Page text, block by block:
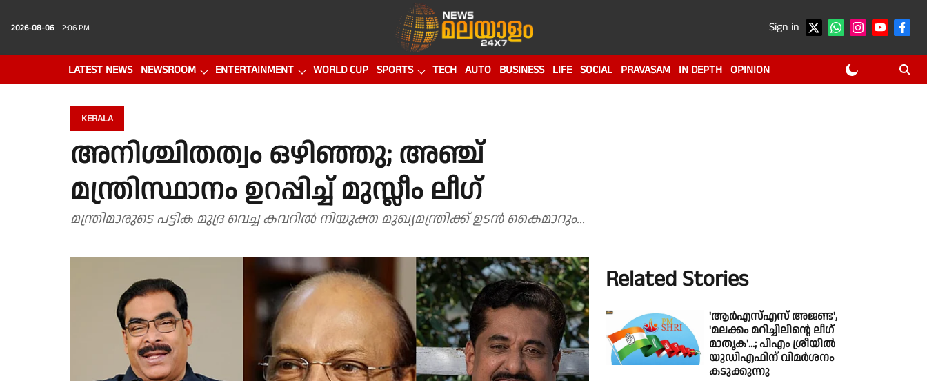
2026-08-06 2:06 PM Sign in
LATEST NEWS NEWSROOM ENTERTAINMENT WORLD CUP SPORTS TECH AUTO BUSINESS LIFE SOCIAL PRAVASAM IN DEPTH OPINION
KERALA
അനിശ്ചിതത്വം ഒഴിഞ്ഞു; അഞ്ച്
മന്ത്രിസ്ഥാനം ഉറപ്പിച്ച് മുസ്ലീം ലീഗ്
മന്ത്രിമാരുടെ പട്ടിക മുദ്ര വെച്ച കവറിൽ നിയുക്ത മുഖ്യമന്ത്രിക്ക് ഉടൻ കൈമാറും...
Related Stories
'ആര്‍എസ്എസ് അജണ്ട',
'മലക്കം മറിച്ചിലിന്റെ ലീഗ്
മാതൃക'...; പിഎം ശ്രീയില്‍
യുഡിഎഫിന് വിമര്‍ശനം
കടുക്കുന്നു